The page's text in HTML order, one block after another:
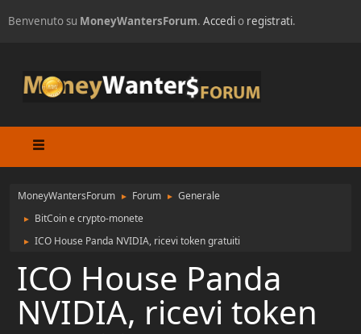
Benvenuto su MoneyWantersForum. Accedio registrati.
MoneyWantersForum ► Forum ► Generale
► BitCoin e crypto-monete
► ICO House Panda NVIDIA, ricevi token gratuiti
ICO House Panda
NVIDIA, ricevi token